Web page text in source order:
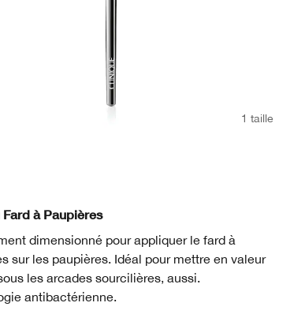
1 taille
Fard à Paupières
dimensionné pour appliquer le fard à
sur les paupières. Idéal pour mettre en valeur
les arcades sourcilières, aussi.
antibactérienne.